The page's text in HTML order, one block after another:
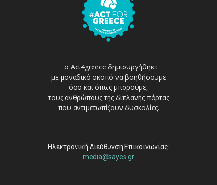
Το Act4greece δημιουργήθηκε
με μοναδικό σκοπό να βοηθήσουμε
όσο και όπως μπορούμε,
τους ανθρώπους της διπλανής πόρτας
που αντιμετωπίζουν δυσκολίες.
Ηλεκτρονική Διεύθυνση Επικοινωνίας:
media@sayes.gr